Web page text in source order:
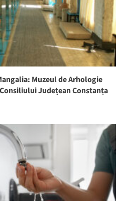
Muzeul de Arhologie
Județean Constanța